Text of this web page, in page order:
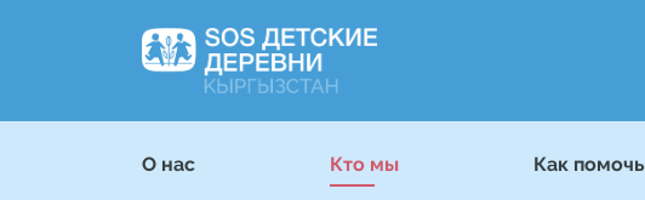
О нас Кто мы Как помочь